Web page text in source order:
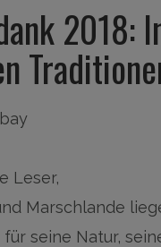
2018:
Leser,
Marschlande
seine Natur,